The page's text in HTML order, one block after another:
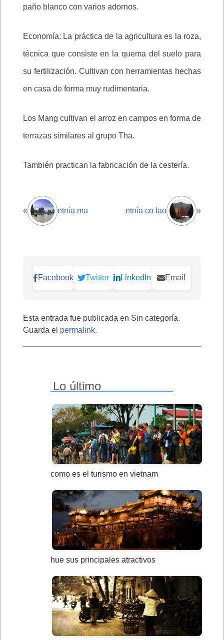
paño blanco con varios adornos.
Economía: La práctica de la agricultura es la roza,
técnica que consiste en la quema del suelo para
su fertilización. Cultivan con herramientas hechas
en casa de forma muy rudimentaria.
Los Mang cultivan el arroz en campos en forma de
terrazas similares al grupo Tha.
También practican la fabricación de la cestería.
« etnia ma etnia co lao »
Facebook Twitter LinkedIn Email
Esta entrada fue publicada en Sin categoría.
Guarda el permalink.
Lo último
como es el turismo en vietnam
hue sus principales atractivos